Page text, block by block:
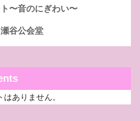
〜音のにぎわい〜
谷公会堂
ありません。